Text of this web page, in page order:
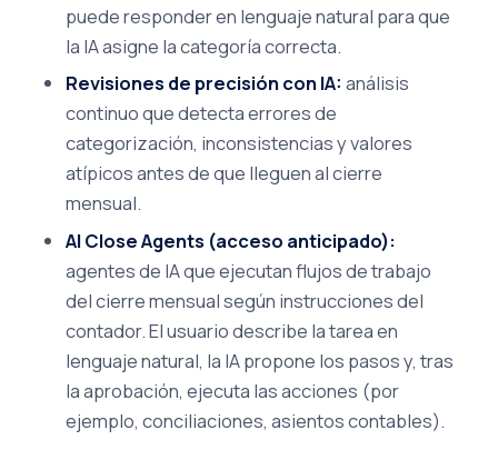
puede responder en lenguaje natural para que
la IA asigne la categoría correcta.
Revisiones de precisión con IA: análisis
continuo que detecta errores de
categorización, inconsistencias y valores
atípicos antes de que lleguen al cierre
mensual.
AI Close Agents (acceso anticipado):
agentes de IA que ejecutan flujos de trabajo
del cierre mensual según instrucciones del
contador. El usuario describe la tarea en
lenguaje natural, la IA propone los pasos y, tras
la aprobación, ejecuta las acciones (por
ejemplo, conciliaciones, asientos contables).